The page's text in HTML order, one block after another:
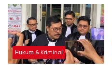
Hukum & Kriminal